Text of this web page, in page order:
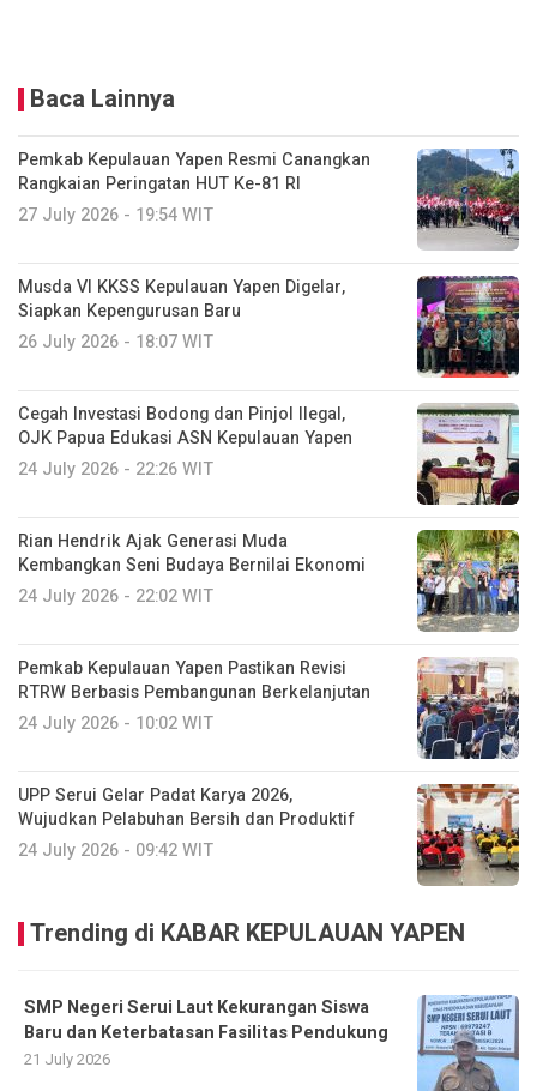
Baca Lainnya
Pemkab Kepulauan Yapen Resmi Canangkan
Rangkaian Peringatan HUT Ke-81 RI
27 July 2026 - 19:54 WIT
Musda VI KKSS Kepulauan Yapen Digelar,
Siapkan Kepengurusan Baru
26 July 2026 - 18:07 WIT
Cegah Investasi Bodong dan Pinjol Ilegal,
OJK Papua Edukasi ASN Kepulauan Yapen
24 July 2026 - 22:26 WIT
Rian Hendrik Ajak Generasi Muda
Kembangkan Seni Budaya Bernilai Ekonomi
24 July 2026 - 22:02 WIT
Pemkab Kepulauan Yapen Pastikan Revisi
RTRW Berbasis Pembangunan Berkelanjutan
24 July 2026 - 10:02 WIT
UPP Serui Gelar Padat Karya 2026,
Wujudkan Pelabuhan Bersih dan Produktif
24 July 2026 - 09:42 WIT
Trending di KABAR KEPULAUAN YAPEN
SMP Negeri Serui Laut Kekurangan Siswa
Baru dan Keterbatasan Fasilitas Pendukung
21 July 2026